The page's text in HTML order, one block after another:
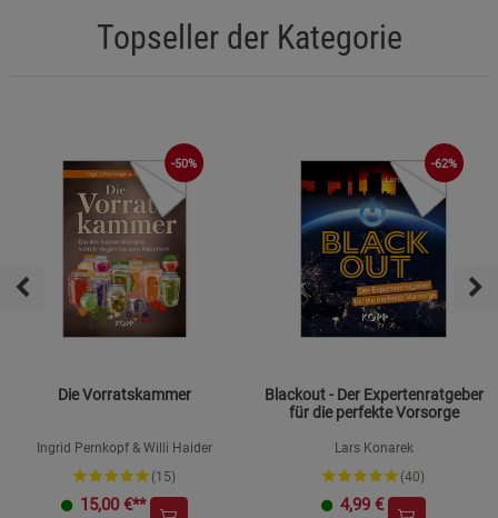
Topseller der Kategorie
-50%
Die Vorratskammer
Ingrid Pernkopf & Willi Haider
(15)
15,00 €**
-62%
Blackout - Der Expertenratgeber
für die perfekte Vorsorge
Lars Konarek
(40)
4,99 €